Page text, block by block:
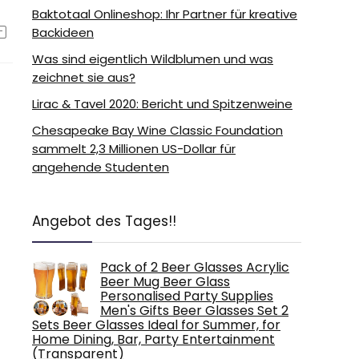
Baktotaal Onlineshop: Ihr Partner für kreative
Backideen
Was sind eigentlich Wildblumen und was
zeichnet sie aus?
Lirac & Tavel 2020: Bericht und Spitzenweine
Chesapeake Bay Wine Classic Foundation
sammelt 2,3 Millionen US-Dollar für
angehende Studenten
Angebot des Tages!!
Pack of 2 Beer Glasses Acrylic
Beer Mug Beer Glass
Personalised Party Supplies
Men's Gifts Beer Glasses Set 2
Sets Beer Glasses Ideal for Summer, for
Home Dining, Bar, Party Entertainment
(Transparent)